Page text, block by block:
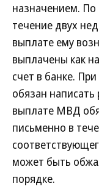
назначением.
течение двух
выплате ему
выплачены как
счет в банке.
обязан написать
выплате МВД
письменно в
может быть
порядке.